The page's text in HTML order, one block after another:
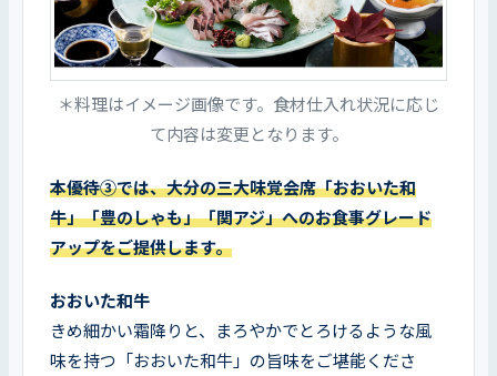
＊料理はイメージ画像です。食材仕入れ状況に応じ
て内容は変更となります。
本優待③では、大分の三大味覚会席「おおいた和
牛」「豊のしゃも」「関アジ」へのお食事グレード
アップをご提供します。
おおいた和牛
きめ細かい霜降りと、まろやかでとろけるような風
味を持つ「おおいた和牛」の旨味をご堪能くださ